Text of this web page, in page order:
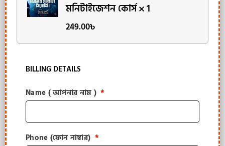
মনিটাইজেশন কোর্স
1
249.00৳
BILLING DETAILS
Name ( আপনার নাম )*
Phone (ফোন নাম্বার) *